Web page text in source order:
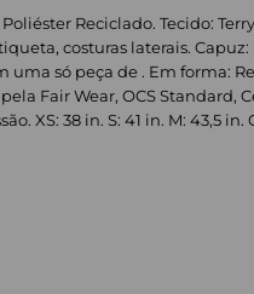
Reciclado. Tecido:
costuras laterais.
uma só peça de . Em forma:
Fair Wear, OCS Standard,
XS: 38 in. S: 41 in. M: 43,5 in.